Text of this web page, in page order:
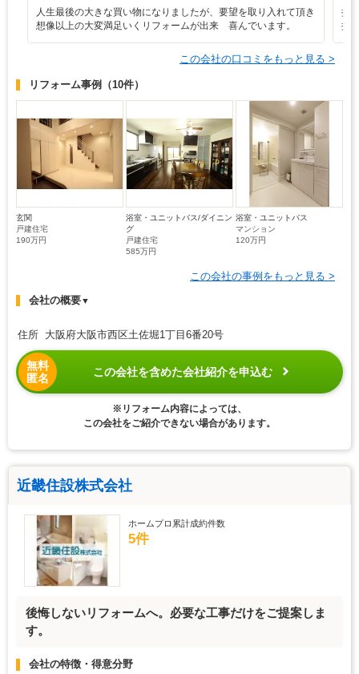
人生最後の大きな買い物になりましたが、要望を取り入れて頂き
想像以上の大変満足いくリフォームが出来 喜んでいます。
担
抜
この会社の口コミをもっと見る >
リフォーム事例 （10件）
玄関
戸建住宅
190万円
浴室・ユニットバス/ダイニン
グ
戸建住宅
585万円
浴室・ユニットバス
マンション
120万円
この会社の事例をもっと見る >
会社の概要▼
住所 大阪府大阪市西区土佐堀1丁目6番20号
無料
匿名
この会社を含めた会社紹介を申込む
※リフォーム内容によっては、
この会社をご紹介できない場合があります。
近畿住設株式会社
ホームプロ累計成約件数
5件
後悔しないリフォームへ。必要な工事だけをご提案しま
す。
会社の特徴・得意分野